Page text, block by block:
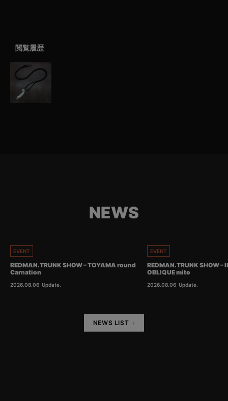
閲覧履歴
NEWS
EVENT
REDMAN.TRUNK SHOW – TOYAMA round
Carnation
2026.08.06 Update.
EVENT
REDMAN.TRUNK SHOW
OBLIQUE mito
2026.08.06 Update.
NEWS LIST